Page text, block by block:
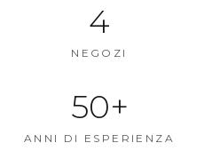
4
NEGOZI
50+
ANNI DI ESPERIENZA